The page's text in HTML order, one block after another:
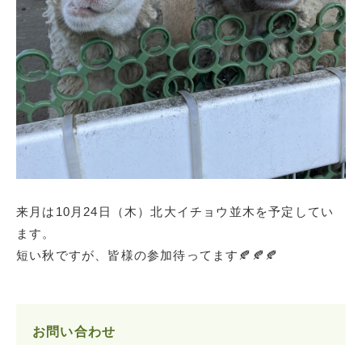
来月は10月24日（木）北大イチョウ並木を予定してい
ます。
短い秋ですが、皆様の参加待ってます🍂🍂🍂
お問い合わせ